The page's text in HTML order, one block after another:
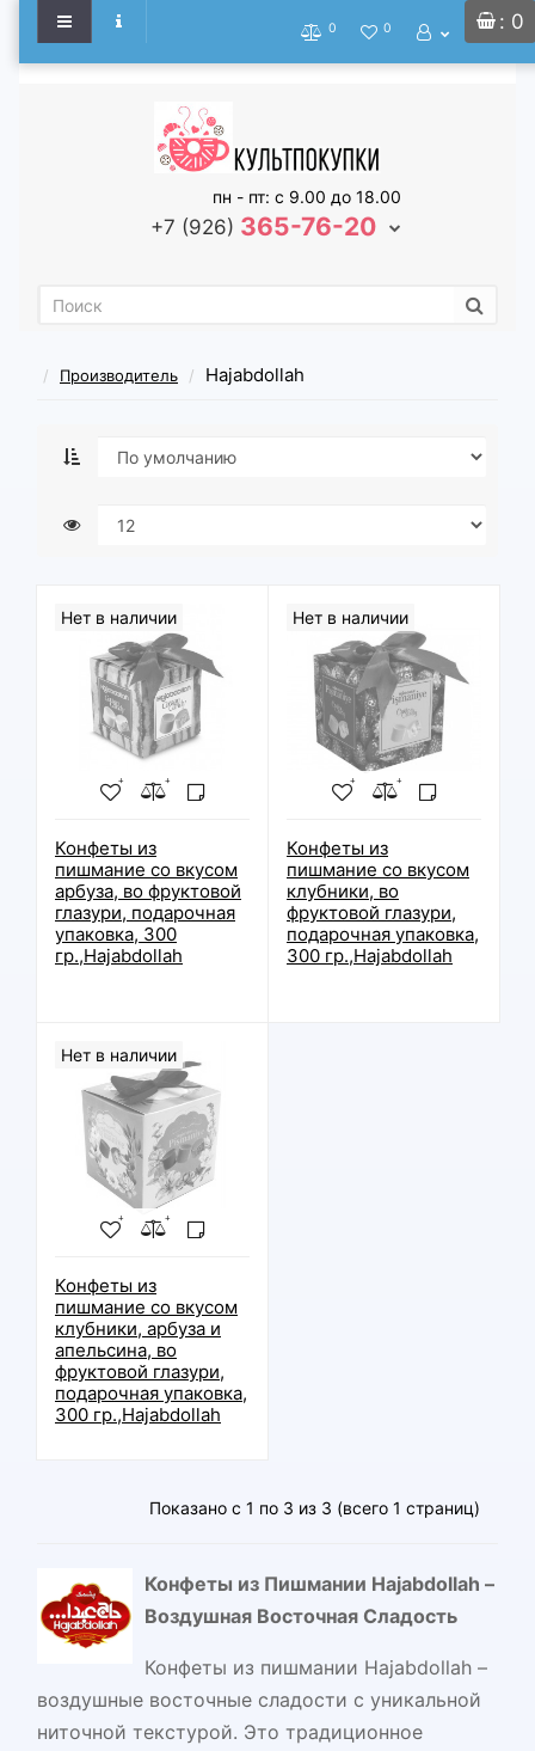
: 0
0 0
пн - пт: с 9.00 до 18.00
+7 (926) 365-76-20
Производитель Hajabdollah
Нет в наличии
Конфеты из
пишмание со вкусом
арбуза, во фруктовой
глазури, подарочная
упаковка, 300
гр.,Hajabdollah
Нет в наличии
Конфеты из
пишмание со вкусом
клубники, во
фруктовой глазури,
подарочная упаковка,
300 гр.,Hajabdollah
Нет в наличии
Конфеты из
пишмание со вкусом
клубники, арбуза и
апельсина, во
фруктовой глазури,
подарочная упаковка,
300 гр.,Hajabdollah
Показано с 1 по 3 из 3 (всего 1 страниц)
Конфеты из Пишмании Hajabdollah –
Воздушная Восточная Сладость
Конфеты из пишмании Hajabdollah –
воздушные восточные сладости с уникальной
ниточной текстурой. Это традиционное